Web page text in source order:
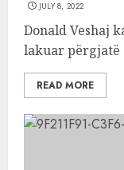
JULY 8, 2022
Donald Veshaj
lakuar përgjatë
READ MORE